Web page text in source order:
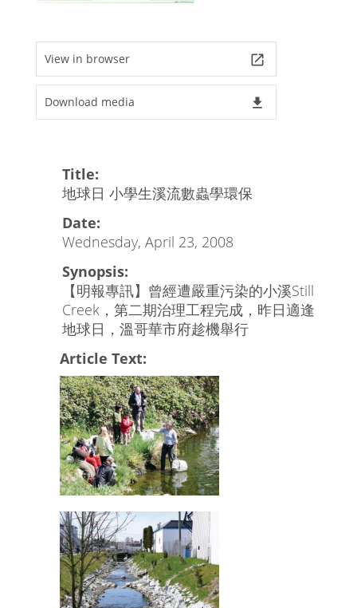
View in browser launch
Download media file_download
Title:
地球日 小學生溪流數蟲學環保
Date:
Wednesday, April 23, 2008
Synopsis:
【明報專訊】曾經遭嚴重污染的小溪Still
Creek，第二期治理工程完成，昨日適逢
地球日，溫哥華市府趁機舉行
Article Text: